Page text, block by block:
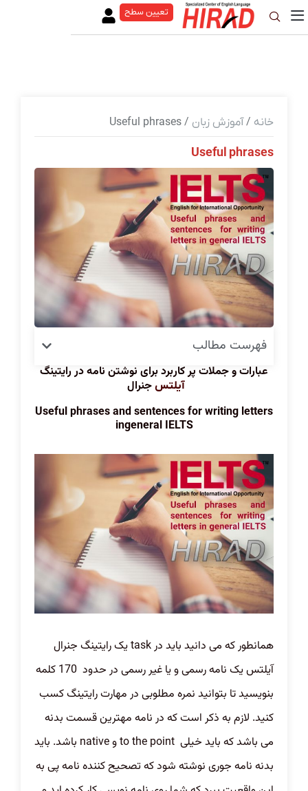
تعیین سطح
خانه /آموزش زبان / Useful phrases
Useful phrases
فهرست مطالب
عبارات و جملات پر کاربرد برای نوشتن نامه در رایتینگ
آیلتس جنرال
Useful phrases and sentences for writing letters
ingeneral IELTS
همانطور که می دانید باید درtaskیک رایتینگ جنرال
آیلتس یک نامه رسمی و یا غیر رسمی در حدود 170
کلمه
بنویسید تا بتوانید نمره مطلوبی در مهارت رایتینگ کسب
کنید. لازم به ذکر است که در نامه مهترین قسمت بدنه
می باشد که باید خیلی to the pointوnative باشد. باید
بدنه نامه جوری نوشته شود که تصحیح کننده نامه پی به